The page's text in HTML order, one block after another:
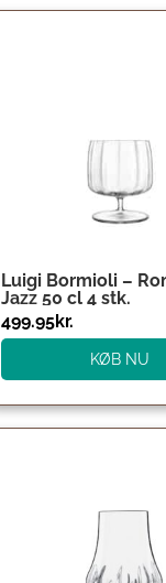
Luigi Bormioli –
Jazz 50 cl 4 stk.
499.95kr.
KØB NU